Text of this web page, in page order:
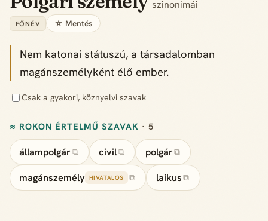
szinonimái
FŐNÉV ☆ Mentés
Nem katonai státuszú, a társadalomban
magánszemélyként élő ember.
Csak a gyakori, köznyelvi szavak
≈ ROKON ÉRTELMŰ SZAVAK · 5
állampolgár ⧉ civil ⧉ polgár⧉
magánszemély HIVATALOS ⧉ laikus ⧉